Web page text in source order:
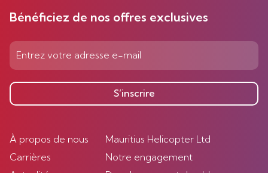
Bénéficiez de nos offres exclusives
S’inscrire
À propos de nous
Carrières
Mauritius Helicopter Ltd
Notre engagement